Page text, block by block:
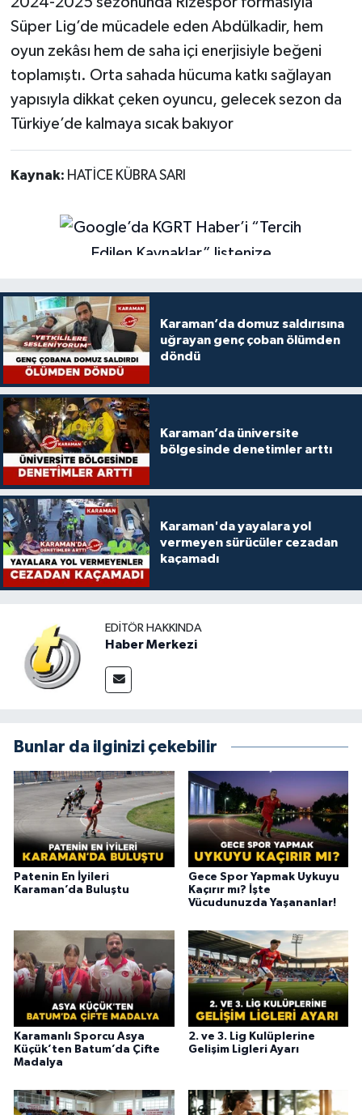
Süper Lig’de mücadele eden Abdülkadir, hem
oyun zekâsı hem de saha içi enerjisiyle beğeni
toplamıştı. Orta sahada hücuma katkı sağlayan
yapısıyla dikkat çeken oyuncu, gelecek sezon da
Türkiye’de kalmaya sıcak bakıyor
Kaynak: HATİCE KÜBRA SARI
Karaman’da domuz saldırısına
uğrayan genç çoban ölümden
döndü
Karaman’da üniversite
bölgesinde denetimler arttı
Karaman'da yayalara yol
vermeyen sürücüler cezadan
kaçamadı
EDITÖR HAKKINDA
Haber Merkezi
Bunlar da ilginizi çekebilir
Patenin En İyileri
Karaman’da Buluştu
Gece Spor Yapmak Uykuyu
Kaçırır mı? İşte
Vücudunuzda Yaşananlar!
Karamanlı Sporcu Asya
Küçük’ten Batum’da Çifte
Madalya
2. ve 3. Lig Kulüplerine
Gelişim Ligleri Ayarı